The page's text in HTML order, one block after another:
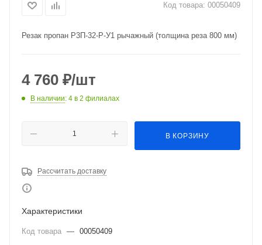
Код товара: 00050409
Резак пропан Р3П-32-Р-У1 рычажный (толщина реза 800 мм)
4 760 ₽/шт
В наличии: 4 в 2 филиалах
В КОРЗИНУ
Рассчитать доставку
Характеристики
Код товара — 00050409